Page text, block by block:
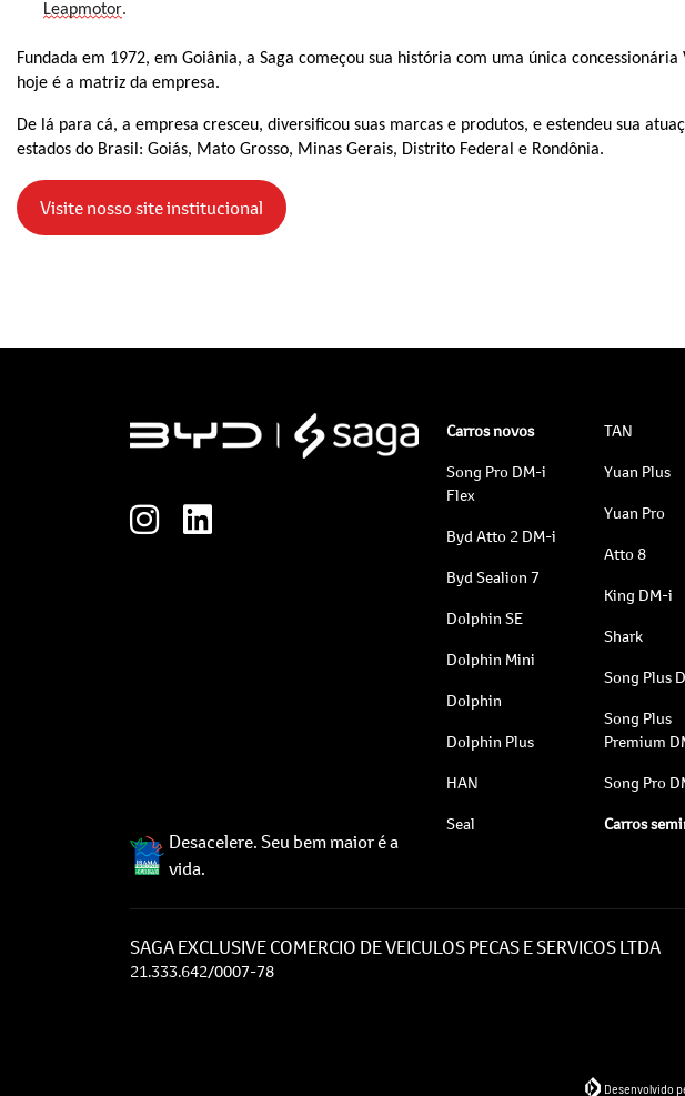
Leapmotor.
Fundada em 1972, em Goiânia, a Saga começou sua história com uma única concessionária
hoje é a matriz da empresa.
De lá para cá, a empresa cresceu, diversificou suas marcas e produtos, e estendeu sua
estados do Brasil: Goiás, Mato Grosso, Minas Gerais, Distrito Federal e Rondônia.
Visite nosso site institucional
Desacelere. Seu bem maior é a
vida.
Carros novos
Song Pro DM-i
Flex
Byd Atto 2 DM-i
Byd Sealion 7
Dolphin SE
Dolphin Mini
Dolphin
Dolphin Plus
HAN
Seal
TAN
Yuan Plus
Yuan Pro
Atto 8
King DM-i
Shark
Song Plus
Song Plus
Premium
Song Pro
Carros
SAGA EXCLUSIVE COMERCIO DE VEICULOS PECAS E SERVICOS LTDA
21.333.642/0007-78
Desenvolvido